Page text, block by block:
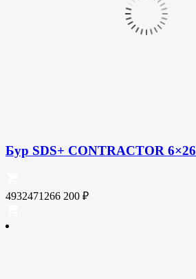
Бур SDS+ CONTRACTOR
4932471266 200 ₽